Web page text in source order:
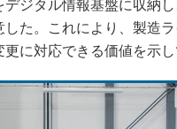
ジタル情報基盤に収納
た。これにより、製造
に対応できる価値を示し